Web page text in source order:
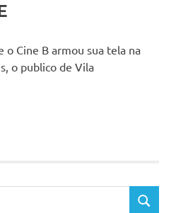
o Cine B armou sua tela na
o publico de Vila
SEARCH